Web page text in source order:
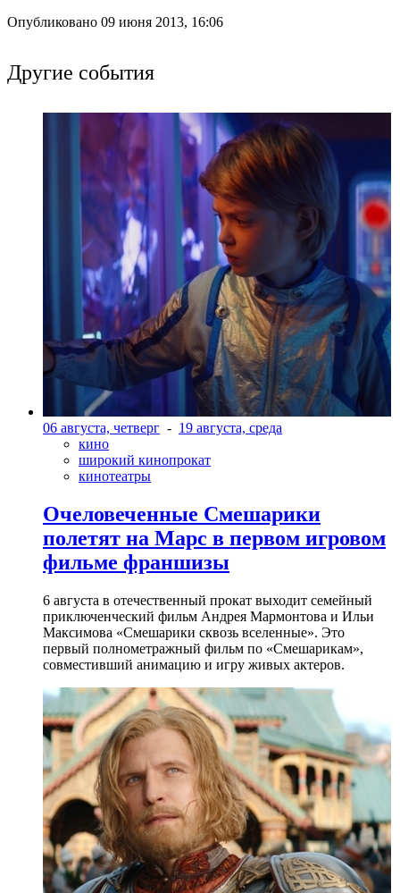
Опубликовано 09 июня 2013, 16:06
Другие события
06 августа, четверг - 19 августа, среда
кино
широкий кинопрокат
кинотеатры
Очеловеченные Смешарики
полетят на Марс в первом игровом
фильме франшизы
6 августа в отечественный прокат выходит семейный
приключенческий фильм Андрея Мармонтова и Ильи
Максимова «Смешарики сквозь вселенные». Это
первый полнометражный фильм по «Смешарикам»,
совместивший анимацию и игру живых актеров.